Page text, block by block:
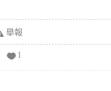
舉報
1